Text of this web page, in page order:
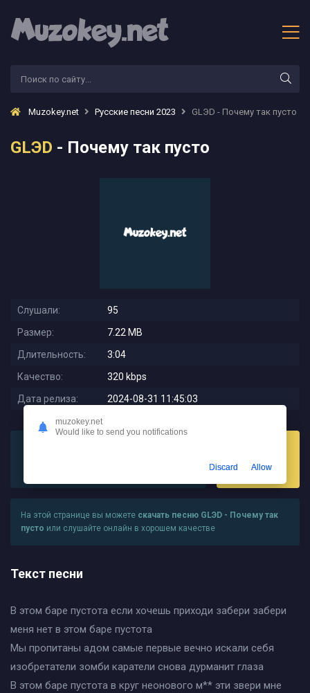
Muzokey.net Русские песни 2023 GLЭD - Почему так пусто
GLЭD - Почему так пусто
Слушали:
95
Размер:
7.22 MB
Длительность:
3:04
Качество:
320 kbps
Дата релиза:
2024-08-31 11:45:03
Скачать
На этой странице вы можете скачать песню GLЭD - Почему так
пусто или слушайте онлайн в хорошем качестве
Текст песни
В этом баре пустота если хочешь приходи забери забери
меня нет в этом баре пустота
Мы пропитаны адом самые первые вечно искали себя
изобретатели зомби каратели снова дурманит глаза
В этом баре пустота в круг неонового м** эти звери мне
muzokey.net
Would like to send you notifications
Discard Allow